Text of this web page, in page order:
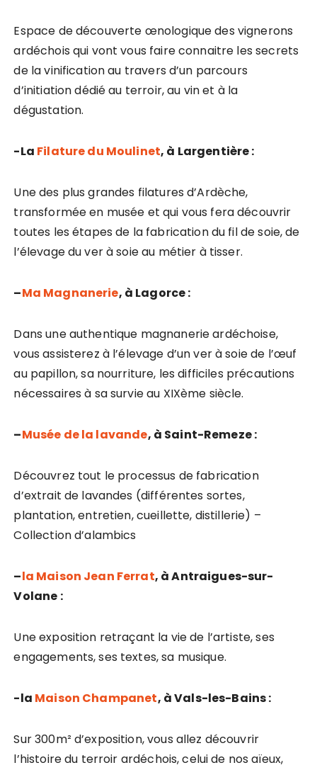
Espace de découverte œnologique des vignerons
ardéchois qui vont vous faire connaitre les secrets
de la vinification au travers d’un parcours
d’initiation dédié au terroir, au vin et à la
dégustation.
-La Filature du Moulinet, à Largentière :
Une des plus grandes filatures d’Ardèche,
transformée en musée et qui vous fera découvrir
toutes les étapes de la fabrication du fil de soie, de
l’élevage du ver à soie au métier à tisser.
–Ma Magnanerie, à Lagorce :
Dans une authentique magnanerie ardéchoise,
vous assisterez à l’élevage d’un ver à soie de l’œuf
au papillon, sa nourriture, les difficiles précautions
nécessaires à sa survie au XIXème siècle.
–Musée de la lavande, à Saint-Remeze :
Découvrez tout le processus de fabrication
d’extrait de lavandes (différentes sortes,
plantation, entretien, cueillette, distillerie) –
Collection d’alambics
–la Maison Jean Ferrat, à Antraigues-sur-
Volane :
Une exposition retraçant la vie de l’artiste, ses
engagements, ses textes, sa musique.
-la Maison Champanet, à Vals-les-Bains :
Sur 300m² d’exposition, vous allez découvrir
l’histoire du terroir ardéchois, celui de nos aïeux,